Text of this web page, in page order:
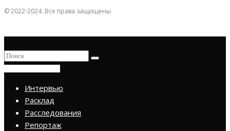
© 2022-2024. Все права защищены
Интервью
Расклад
Расследования
Репортаж